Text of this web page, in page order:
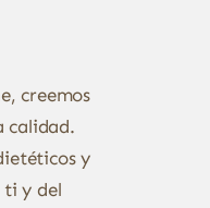
creemos
calidad.
y
ti y del